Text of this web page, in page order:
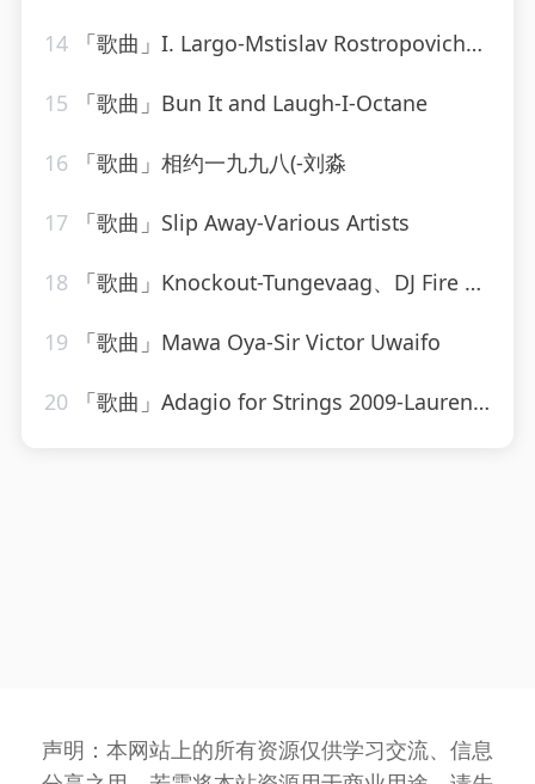
14 「歌曲」I. Largo-Mstislav Rostropovich、Boston Symphony Orchestra、小澤征爾
15 「歌曲」Bun It and Laugh-I-Octane
16 「歌曲」相约一九九八(-刘淼
17 「歌曲」Slip Away-Various Artists
18 「歌曲」Knockout-Tungevaag、DJ Fire House
19 「歌曲」Mawa Oya-Sir Victor Uwaifo
20 「歌曲」Adagio for Strings 2009-Laurent Wolf
声明：本网站上的所有资源仅供学习交流、信息